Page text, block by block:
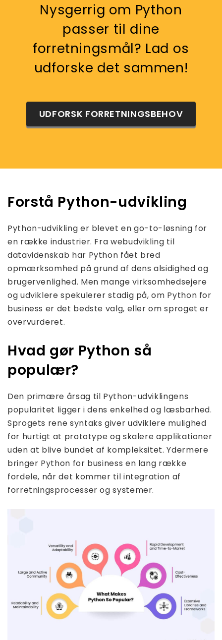
Nysgerrig om Python
passer til dine
forretningsmål? Lad os
udforske det sammen!
UDFORSK FORRETNINGSBEHOV
Forstå Python-udvikling
Python-udvikling er blevet en go-to-løsning for
en række industrier. Fra webudvikling til
datavidenskab har Python fået bred
opmærksomhed på grund af dens alsidighed og
brugervenlighed. Men mange virksomhedsejere
og udviklere spekulerer stadig på, om Python for
business er det bedste valg, eller om sproget er
overvurderet.
Hvad gør Python så
populær?
Den primære årsag til Python-udviklingens
popularitet ligger i dens enkelhed og læsbarhed.
Sprogets rene syntaks giver udviklere mulighed
for hurtigt at prototype og skalere applikationer
uden at blive bundet af kompleksitet. Ydermere
bringer Python for business en lang række
fordele, når det kommer til integration af
forretningsprocesser og systemer.